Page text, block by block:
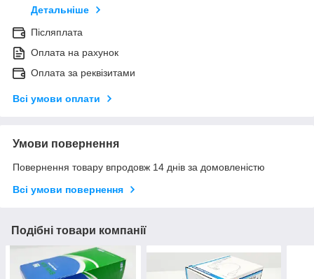
Детальніше
Післяплата
Оплата на рахунок
Оплата за реквізитами
Всі умови оплати
Умови повернення
Повернення товару впродовж 14 днів за домовленістю
Всі умови повернення
Подібні товари компанії